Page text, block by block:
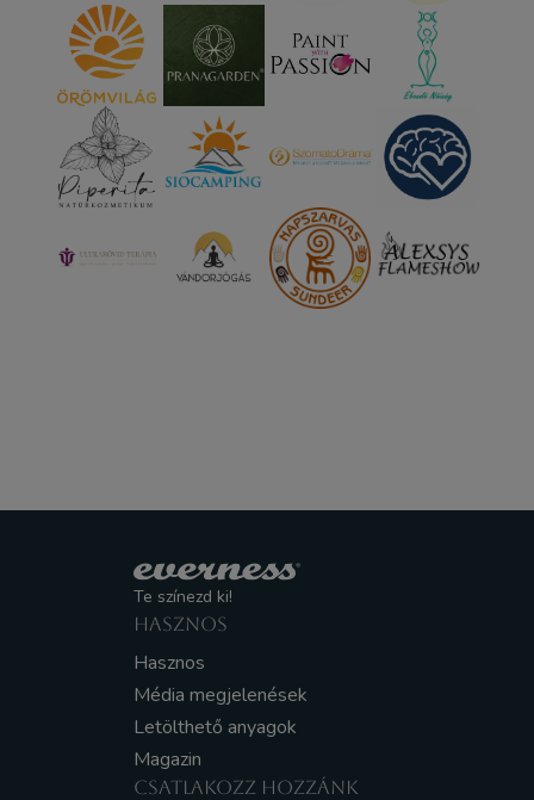
Te színezd ki!
HASZNOS
Hasznos
Média megjelenések
Letölthető anyagok
Magazin
CSATLAKOZZ HOZZÁNK